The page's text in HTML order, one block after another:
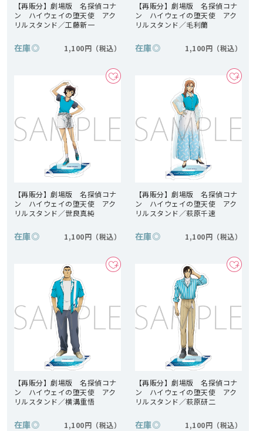
【再販分】劇場版 名探偵コナ
ン ハイウェイの堕天使 アク
リルスタンド／工藤新一
在庫◎ 1,100円
【再販分】劇場版 名探偵コナ
ン ハイウェイの堕天使 アク
リルスタンド／毛利蘭
在庫◎ 1,100円
【再販分】劇場版 名探偵コナ
ン ハイウェイの堕天使 アク
リルスタンド／世良真純
在庫◎ 1,100円
【再販分】劇場版 名探偵コナ
ン ハイウェイの堕天使 アク
リルスタンド／萩原千速
在庫◎ 1,100円
【再販分】劇場版 名探偵コナ
ン ハイウェイの堕天使 アク
リルスタンド／横溝重悟
在庫◎ 1,100円
【再販分】劇場版 名探偵コナ
ン ハイウェイの堕天使 アク
リルスタンド／萩原研二
在庫◎ 1,100円